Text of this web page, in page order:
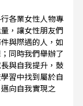
各業女性人物專
，讓女性朋友們
與際遇的人，如
同時我們舉辦了
與自我提升，鼓
習中找到屬於自
向自我實現之